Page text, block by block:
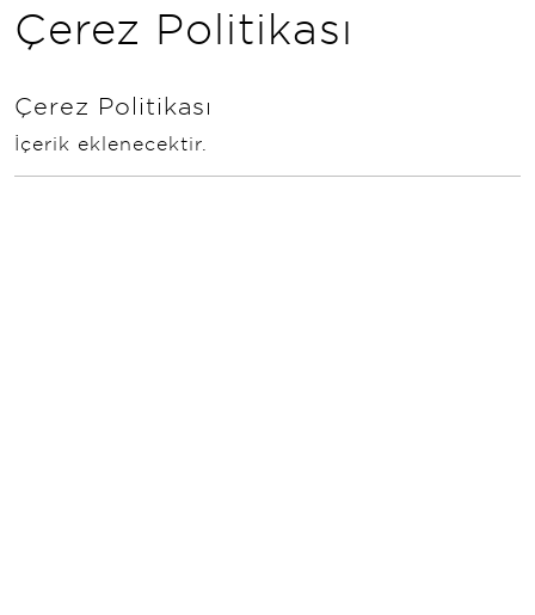
Çerez Politikası
Çerez Politikası
İçerik eklenecektir.